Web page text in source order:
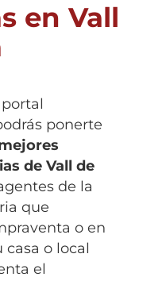
en Vall
portal
ponerte
de Vall de
de la
que
o en
o local
el